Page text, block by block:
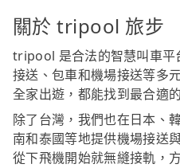
關於 tripool 旅步
tripool 是合法的智慧叫車平
接送、包車和機場接送等多
全家出遊，都能找到最合適
除了台灣，我們也在日本、
南和泰國等地提供機場接送
從下飛機開始就無縫接軌，